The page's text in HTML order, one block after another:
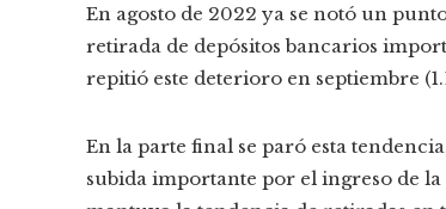
En agosto de 2022 ya se notó un
retirada de depósitos bancarios
repitió este deterioro en septiembre
En la parte final se paró esta
subida importante por el ingreso de